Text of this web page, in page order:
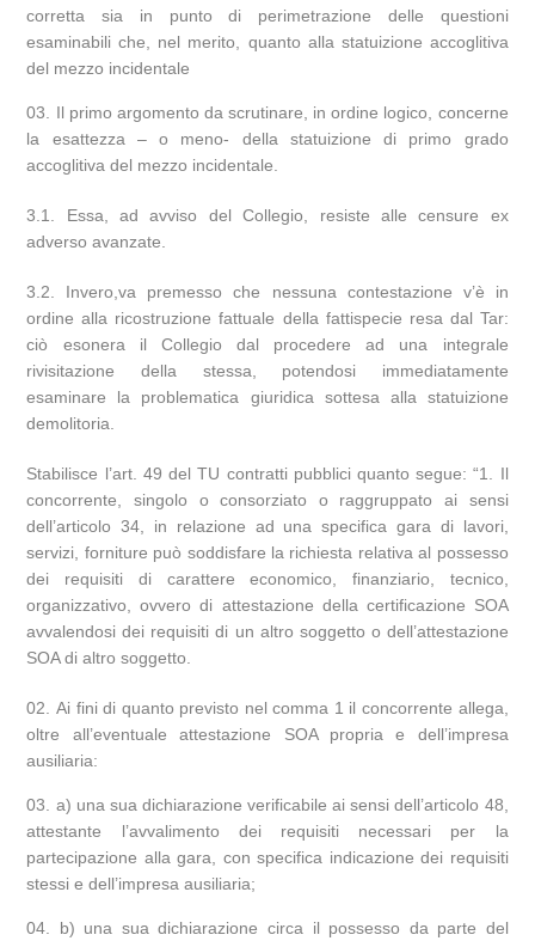
corretta sia in punto di perimetrazione delle questioni
esaminabili che, nel merito, quanto alla statuizione accoglitiva
del mezzo incidentale
Il primo argomento da scrutinare, in ordine logico, concerne
la esattezza – o meno- della statuizione di primo grado
accoglitiva del mezzo incidentale.
3.1. Essa, ad avviso del Collegio, resiste alle censure ex
adverso avanzate.
3.2. Invero,va premesso che nessuna contestazione v’è in
ordine alla ricostruzione fattuale della fattispecie resa dal Tar:
ciò esonera il Collegio dal procedere ad una integrale
rivisitazione della stessa, potendosi immediatamente
esaminare la problematica giuridica sottesa alla statuizione
demolitoria.
Stabilisce l’art. 49 del TU contratti pubblici quanto segue: “1. Il
concorrente, singolo o consorziato o raggruppato ai sensi
dell’articolo 34, in relazione ad una specifica gara di lavori,
servizi, forniture può soddisfare la richiesta relativa al possesso
dei requisiti di carattere economico, finanziario, tecnico,
organizzativo, ovvero di attestazione della certificazione SOA
avvalendosi dei requisiti di un altro soggetto o dell’attestazione
SOA di altro soggetto.
Ai fini di quanto previsto nel comma 1 il concorrente allega,
oltre all’eventuale attestazione SOA propria e dell’impresa
ausiliaria:
a) una sua dichiarazione verificabile ai sensi dell’articolo 48,
attestante l’avvalimento dei requisiti necessari per la
partecipazione alla gara, con specifica indicazione dei requisiti
stessi e dell’impresa ausiliaria;
b) una sua dichiarazione circa il possesso da parte del